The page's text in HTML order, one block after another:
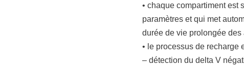
• chaque compartiment est
paramètres et qui met
durée de vie prolongée
• le processus de recharge
– détection du delta V